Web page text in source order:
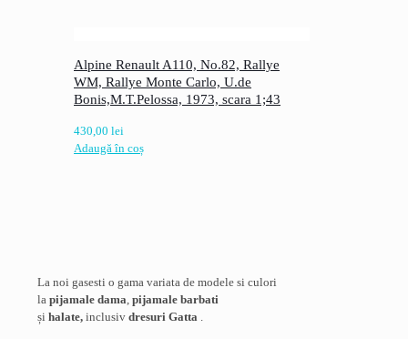
Alpine Renault A110, No.82, Rallye
WM, Rallye Monte Carlo, U.de
Bonis,M.T.Pelossa, 1973, scara 1;43
430,00 lei
Adaugă în coș
La noi gasesti o gama variata de modele si culori
la pijamale dama pijamale barbati
și halate, inclusiv dresuri Gatta